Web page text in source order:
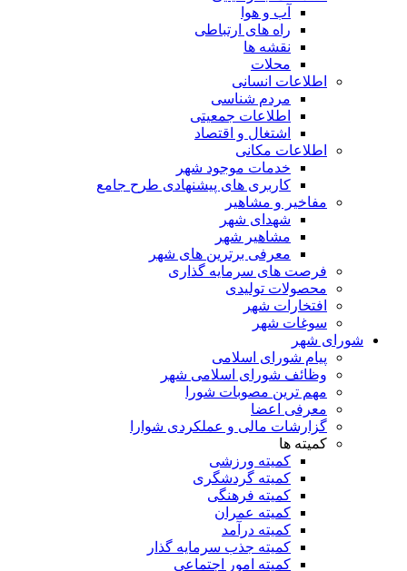
آب و هوا
راه های ارتباطی
نقشه ها
محلات
اطلاعات انسانی
مردم شناسی
اطلاعات جمعیتی
اشتغال و اقتصاد
اطلاعات مکانی
خدمات موجود شهر
کاربری های پیشنهادی طرح جامع
مفاخیر و مشاهیر
شهدای شهر
مشاهیر شهر
معرفی برترین های شهر
فرصت های سرمایه گذاری
محصولات تولیدی
افتخارات شهر
سوغات شهر
شورای شهر
پیام شورای اسلامی
وظائف شورای اسلامی شهر
مهم ترین مصوبات شورا
معرفی اعضا
گزارشات مالی و عملکردی شوارا
کمیته ها
کمیته ورزشی
کمیته گردشگری
کمیته فرهنگی
کمیته عمران
کمیته درآمد
کمیته جذب سرمایه گذار
کمیته امور اجتماعی